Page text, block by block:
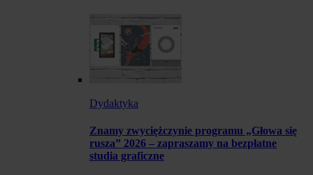
Dydaktyka
Znamy zwyciężczynie programu „Głowa się
rusza” 2026 – zapraszamy na bezpłatne
studia graficzne